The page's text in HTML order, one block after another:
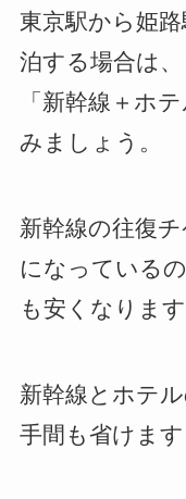
東京駅から姫
泊する場合は、
「新幹線＋ホ
みましょう。
新幹線の往復
になっている
も安くなります
新幹線とホテ
手間も省けます